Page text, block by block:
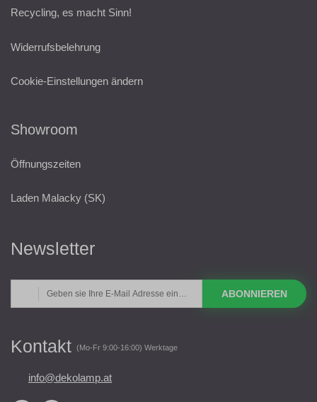
Recycling, es macht Sinn!
Widerrufsbelehrung
Cookie-Einstellungen ändern
Showroom
Öffnungszeiten
Laden Malacky (SK)
Newsletter
ABONNIEREN
Kontakt (Mo-Fr 9:00-16:00) Werktage
info@dekolamp.at